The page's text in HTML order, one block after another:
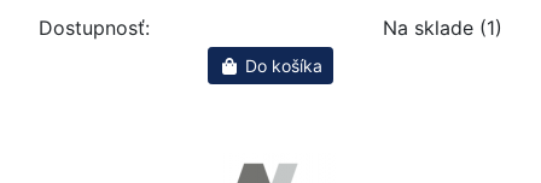
Dostupnosť: Na sklade (1)
Do košíka